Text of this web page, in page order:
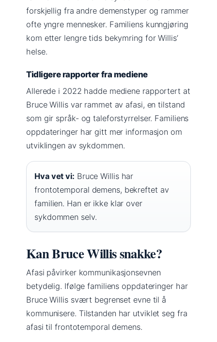
forskjellig fra andre demenstyper og rammer
ofte yngre mennesker. Familiens kunngjøring
kom etter lengre tids bekymring for Willis’
helse.
Tidligere rapporter fra mediene
Allerede i 2022 hadde mediene rapportert at
Bruce Willis var rammet av afasi, en tilstand
som gir språk- og taleforstyrrelser. Familiens
oppdateringer har gitt mer informasjon om
utviklingen av sykdommen.
Hva vet vi: Bruce Willis har
frontotemporal demens, bekreftet av
familien. Han er ikke klar over
sykdommen selv.
Kan Bruce Willis snakke?
Afasi påvirker kommunikasjonsevnen
betydelig. Ifølge familiens oppdateringer har
Bruce Willis svært begrenset evne til å
kommunisere. Tilstanden har utviklet seg fra
afasi til frontotemporal demens.